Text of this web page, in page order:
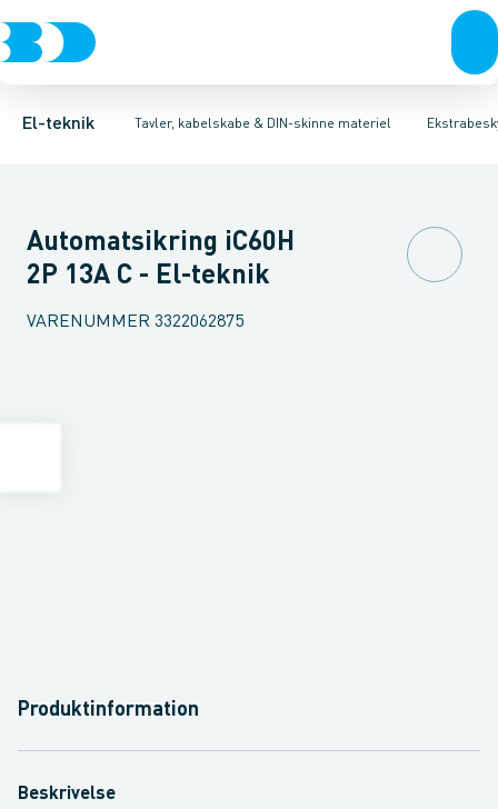
El-teknik Tavler, kabelskabe & DIN-skinne materiel
Afbrydere, stikkontakter & lampeudtagForgreningsmateriel
Tavler, kapsling og rackskabe Fordelings-/byggepladstavler
KombiafbryderFejlstrømsmodulNeozed D0 sikringselement
Automatsikring iC60H
2P 13A C - El-teknik
VARENUMMER 3322062875
Produktinformation
Beskrivelse